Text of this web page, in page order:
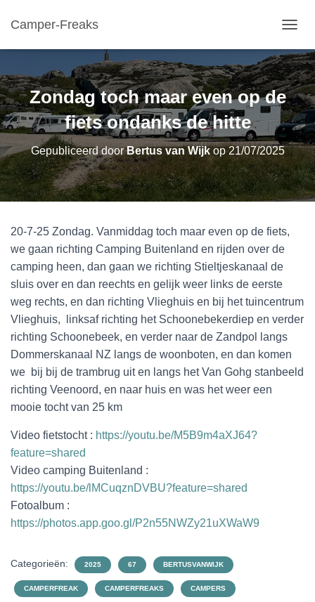
Camper-Freaks
Zondag toch maar even op de
fiets ondanks de hitte
Gepubliceerd doorBertus van Wijkop21/07/2025
20-7-25 Zondag. Vanmiddag toch maar even op de fiets,
we gaan richting Camping Buitenland en rijden over de
camping heen, dan gaan we richting Stieltjeskanaal de
sluis over en dan reechts en gelijk weer links de eerste
weg rechts, en dan richting Vlieghuis en bij het tuincentrum
Vlieghuis, linksaf richting het Schoonebekerdiep en verder
richting Schoonebeek, en verder naar de Zandpol langs
Dommerskanaal NZ langs de woonboten, en dan komen
we bij bij de trambrug uit en langs het Van Gohg stanbeeld
richting Veenoord, en naar huis en was het weer een
mooie tocht van 25 km
Video fietstocht : https://youtu.be/M5B9m4aXJ64?
feature=shared
Video camping Buitenland :
https://youtu.be/lMCuqznDVBU?feature=shared
Fotoalbum :
https://photos.app.goo.gl/P2n55NWZy21uXWaW9
Categorieën: 2025 67 BERTUSVANWIJK
CAMPERFREAK CAMPERFREAKS CAMPERS